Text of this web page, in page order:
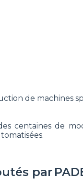
de machines
centaines de
par